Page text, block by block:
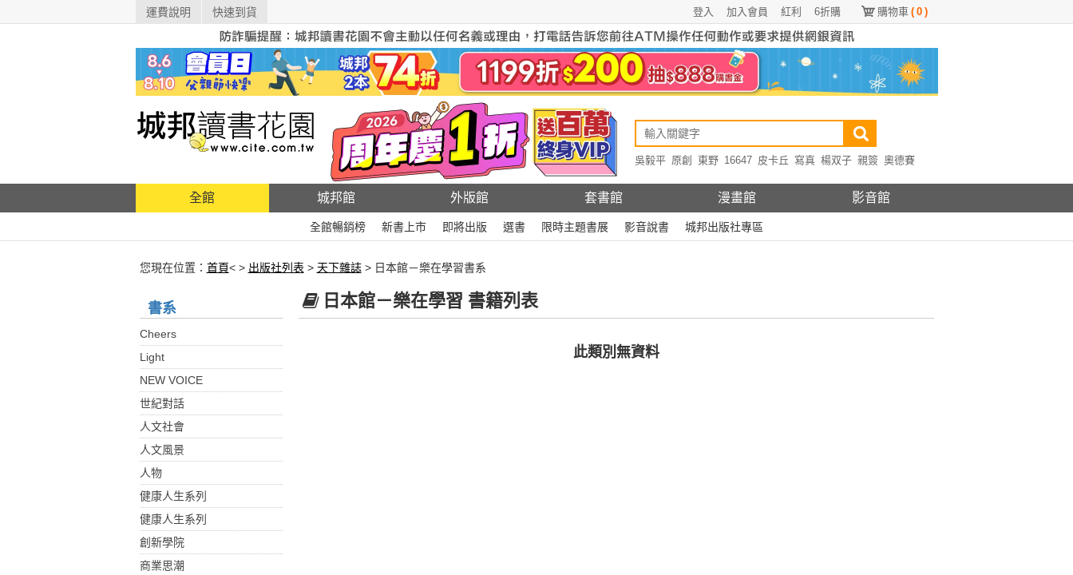
運費說明 快速到貨 購物車 ( 0 )
6折購
紅利
加入會員
登入
吳毅平 原創 東野 16647 皮卡丘 寫真 楊双子 親簽 奧德賽
全館 城邦館 外版館 套書館 漫畫館 影音館
全館暢銷榜 新書上市 即將出版 選書 限時主題書展 影音說書 城邦出版社專區
您現在位置： 首頁< > 出版社列表 > 天下雜誌> 日本館－樂在學習書系
書系
Cheers
Light
NEW VOICE
世紀對話
人文社會
人文風景
人物
健康人生系列
健康人生系列
創新學院
商業思潮
日本館－樂在學習 書籍列表
此類別無資料